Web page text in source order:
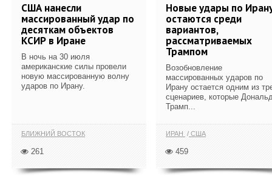
США нанесли
массированный удар по
десяткам объектов
КСИР в Иране
В ночь на 30 июля
американские силы провели
новую массированную волну
ударов по Ирану.
БЛИЖНИЙ ВОСТОК
261
Новые удары по
остаются среди
вариантов,
рассматриваемых
Трампом
Возобновление
массированных ударов по
Ирану остается одним из
сценариев, которые
Трамп...
ИРАН США
459